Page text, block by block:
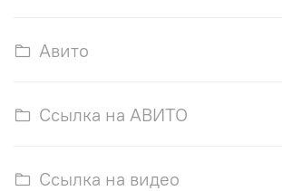
Авито
Ссылка на АВИТО
Ссылка на видео